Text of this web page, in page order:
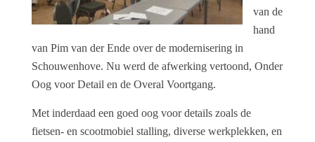
van de
hand
van Pim van der Ende over de modernisering in
Schouwenhove. Nu werd de afwerking vertoond, Onder
Oog voor Detail en de Overal Voortgang.
Met inderdaad een goed oog voor details zoals de
fietsen- en scootmobiel stalling, diverse werkplekken, en